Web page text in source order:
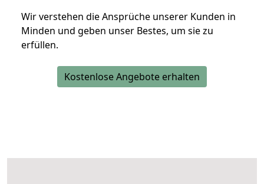
Wir verstehen die Ansprüche unserer Kunden in
Minden und geben unser Bestes, um sie zu
erfüllen.
Kostenlose Angebote erhalten